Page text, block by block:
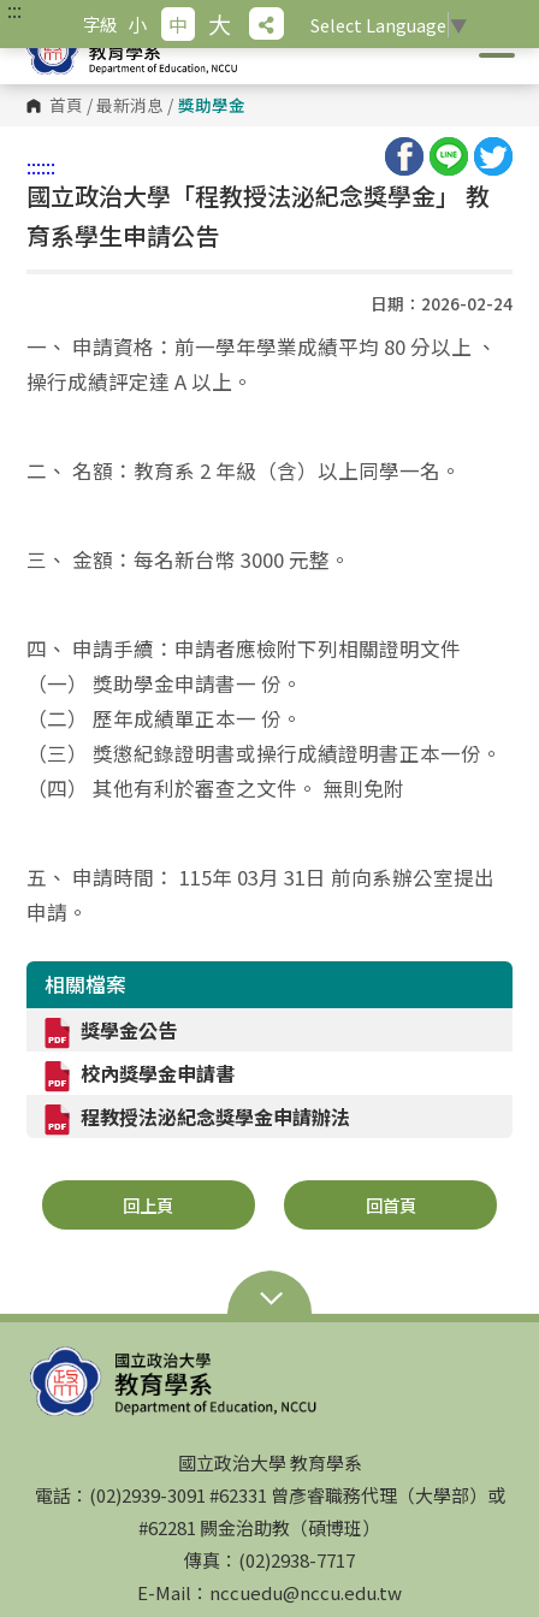
跳
主
內
容
::: 字級 小 中 大 Select Language ▼
首頁 /最新消息 / 獎助學金
::::::
國立政治大學「程教授法泌紀念獎學金」 教
育系學生申請公告
日期：2026-02-24
一、 申請資格：前一學年學業成績平均 80 分以上 、
操行成績評定達 A 以上。
二、 名額：教育系 2 年級（含）以上同學一名。
三、 金額：每名新台幣 3000 元整。
四、 申請手續：申請者應檢附下列相關證明文件
（一） 獎助學金申請書一 份。
（二） 歷年成績單正本一 份。
（三） 獎懲紀錄證明書或操行成績證明書正本一份。
（四） 其他有利於審查之文件。 無則免附
五、 申請時間： 115年 03月 31日 前向系辦公室提出
申請。
相關檔案
獎學金公告
校內獎學金申請書
程教授法泌紀念獎學金申請辦法
回上頁 回首頁
國立政治大學 教育學系
電話：(02)2939-3091 #62331 曾彥睿職務代理（大學部）或
#62281 闕金治助教（碩博班）
傳真：(02)2938-7717
E-Mail：nccuedu@nccu.edu.tw